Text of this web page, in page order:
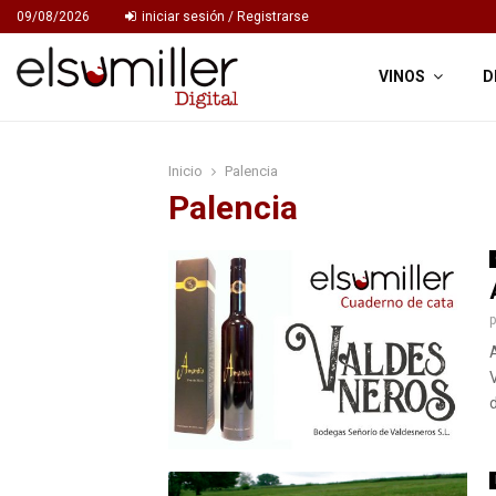
09/08/2026 iniciar sesión / Registrarse
VINOS
Inicio Palencia
Palencia